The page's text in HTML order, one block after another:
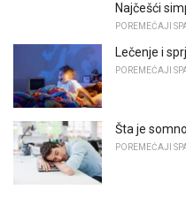
Najčešći
POREMEĆAJI
Lečenje i
POREMEĆAJI
Šta je
POREMEĆAJI